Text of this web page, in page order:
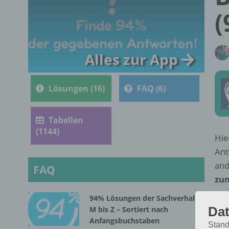
Alles zur App
Lösungen (16) FAQ (6)
Tabellen
(1144)
FAQ
94% Lösungen der Sachverhalte
M bis Z – Sortiert nach
Anfangsbuchstaben